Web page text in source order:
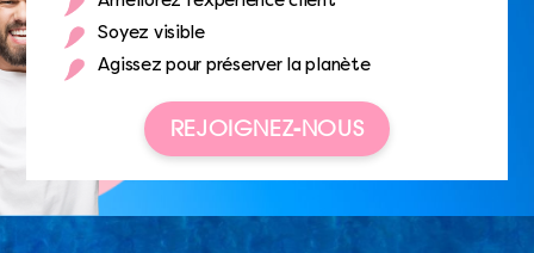
Soyez visible
Agissez pour préserver la planète
REJOIGNEZ-NOUS